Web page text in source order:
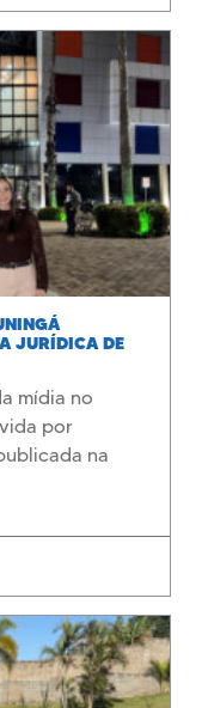
JURÍDICA DE
mídia no
por
na